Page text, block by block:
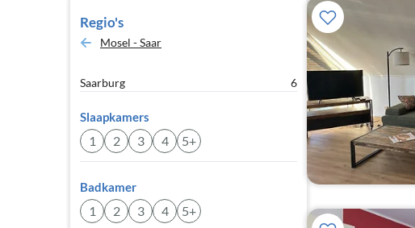
Regio's
Mosel - Saar
Saarburg 6
Slaapkamers
1 2 3 4 5+
Badkamer
1 2 3 4 5+